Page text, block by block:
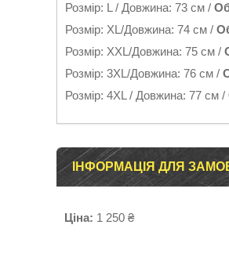
Розмір: L / Довжина: 73 см /
Розмір: XL/Довжина: 74 см /
Розмір: XXL/Довжина: 75 см /
Розмір: 3XL/Довжина: 76 см /
Розмір: 4XL / Довжина: 77 см /
ІНФОРМАЦІЯ ДЛЯ
Ціна: 1 250 ₴